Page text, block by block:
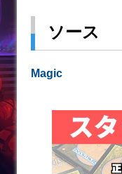
ソース
Magic